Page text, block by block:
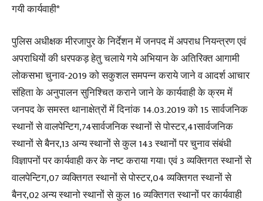
गयी कार्यवाही*
पुलिस अधीक्षक मीरजापुर के निर्देशन में जनपद में अपराध नियन्त्रण एवं
अपराधियों की धरपकड़ हेतु चलाये गये अभियान के अतिरिक्त आगामी
लोकसभा चुनाव-2019 को सकुशल समपन्न कराये जाने व आदर्श आचार
संहिता के अनुपालन सुनिश्चित कराने जाने के कार्यवाही के क्रम में
जनपद के समस्त थानाक्षेत्रों में दिनांक 14.03.2019 को 15 सार्वजनिक
स्थानों से वालपेन्टिग,74सार्वजनिक स्थानों से पोस्टर,41सार्वजनिक
स्थानों से बैनर,13 अन्य स्थानों से कुल 143 स्थानों पर चुनाव संबंधी
विज्ञापनों पर कार्यवाही कर के नष्ट कराया गया। एवं 3 व्यक्तिगत स्थानों से
वालपेन्टिग,07 व्यक्तिगत स्थानों से पोस्टर,04 व्यक्तिगत स्थानों से
बैनर,02 अन्य स्थानो स्थानों से कुल 16 व्यक्तिगत स्थानों पर कार्यवाही